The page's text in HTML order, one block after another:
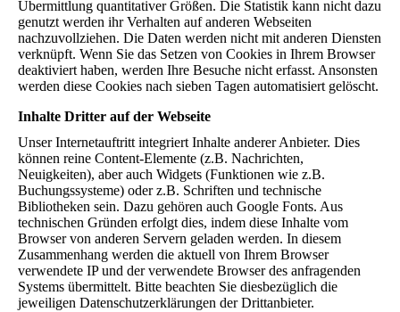
Übermittlung quantitativer Größen. Die Statistik kann nicht dazu
genutzt werden ihr Verhalten auf anderen Webseiten
nachzuvollziehen. Die Daten werden nicht mit anderen Diensten
verknüpft. Wenn Sie das Setzen von Cookies in Ihrem Browser
deaktiviert haben, werden Ihre Besuche nicht erfasst. Ansonsten
werden diese Cookies nach sieben Tagen automatisiert gelöscht.
Inhalte Dritter auf der Webseite
Unser Internetauftritt integriert Inhalte anderer Anbieter. Dies
können reine Content-Elemente (z.B. Nachrichten,
Neuigkeiten), aber auch Widgets (Funktionen wie z.B.
Buchungssysteme) oder z.B. Schriften und technische
Bibliotheken sein. Dazu gehören auch Google Fonts. Aus
technischen Gründen erfolgt dies, indem diese Inhalte vom
Browser von anderen Servern geladen werden. In diesem
Zusammenhang werden die aktuell von Ihrem Browser
verwendete IP und der verwendete Browser des anfragenden
Systems übermittelt. Bitte beachten Sie diesbezüglich die
jeweiligen Datenschutzerklärungen der Drittanbieter.